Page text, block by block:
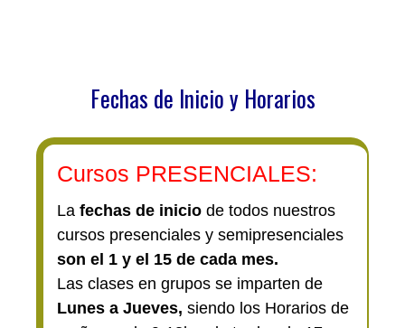
Fechas de Inicioy Horarios
Cursos PRESENCIALES:
La fechas de inicio de todos nuestros
cursos presenciales y semipresenciales
son el 1 y el 15 de cada mes.
Las clases en grupos se imparten de
Lunes a Jueves, siendo los Horarios de